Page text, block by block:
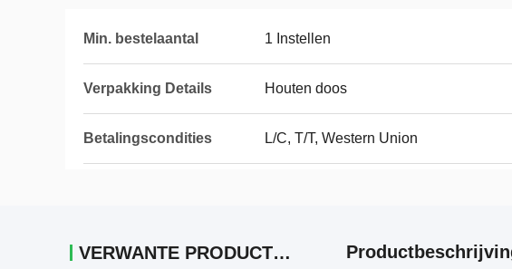
Min. bestelaantal 1 Instellen
Verpakking Details Houten doos
Betalingscondities L/C, T/T, Western Union
VERWANTE PRODUCTEN